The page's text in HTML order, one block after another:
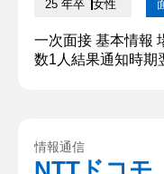
25 年卒 女性
一次面接 基本情報
数1人結果通知時期
プをおこなってお
情報通信